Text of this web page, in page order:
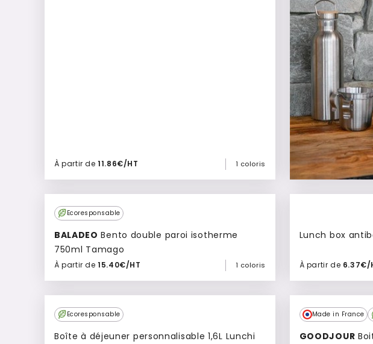
À partir de11.86€/HT 1 coloris
Ajouter à mon devis
Ecoresponsable
BALADEO Bento double paroi isotherme
750ml Tamago
À partir de15.40€/HT 1 coloris
Ajouter à mon devis
Lunch box
À partir de 6.37€/
Ecoresponsable
Boîte à déjeuner personnalisable 1,6L Lunchi
Made in France
GOODJOUR